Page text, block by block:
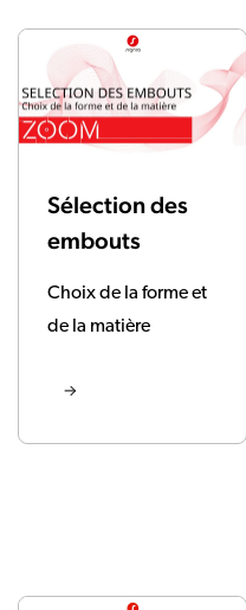
Sélection des
embouts
Choix de la forme et
de la matière